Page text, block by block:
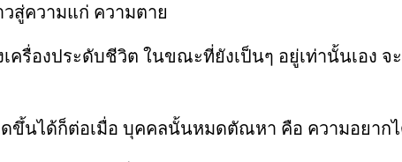
สู่ความแก่ ความตาย
รื่องประดับชีวิต ในขณะที่ยังเป็นๆ อยู่เท่านั้นเอง จ
ขึ้นได้ก็ต่อเมื่อ บุคคลนั้นหมดตัณหา คือ ความอยาก